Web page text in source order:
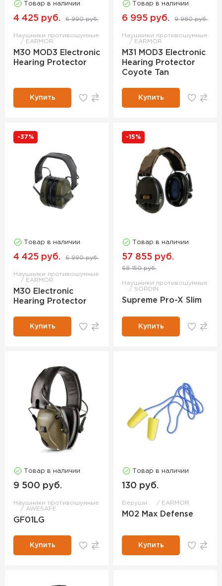
Товар в наличии
4 425 руб. 6 990 руб.
Наушники противошумные
EARMOR
M30 MOD3 Electronic
Hearing Protector
Купить
Товар в наличии
6 995 руб. 9 980 руб.
Наушники противошумные
EARMOR
M31 MOD3 Electronic
Hearing Protector
Coyote Tan
Купить
-37%
Товар в наличии
4 425 руб. 6 990 руб.
Наушники противошумные
EARMOR
M30 Electronic
Hearing Protector
Купить
-15%
Товар в наличии
57 855 руб.
68 150 руб.
Наушники противошумные
SORDIN
Supreme Pro-X Slim
Купить
Товар в наличии
9 500 руб.
Наушники противошумные
AWESAFE
GF01LG
Купить
Товар в наличии
130 руб.
Беруши EARMOR
M02 Max Defense
Купить